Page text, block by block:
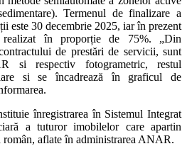
Termenul de finalizare a
este 30 decembrie 2025, iar în prezent
realizat în proporție de 75%. „Din
de prestări de servicii, sunt
si respectiv fotogrametric, restul
si se încadrează în graficul de
înregistrarea în Sistemul Integrat
a tuturor imobilelor care apartin
aflate în administrarea ANAR.